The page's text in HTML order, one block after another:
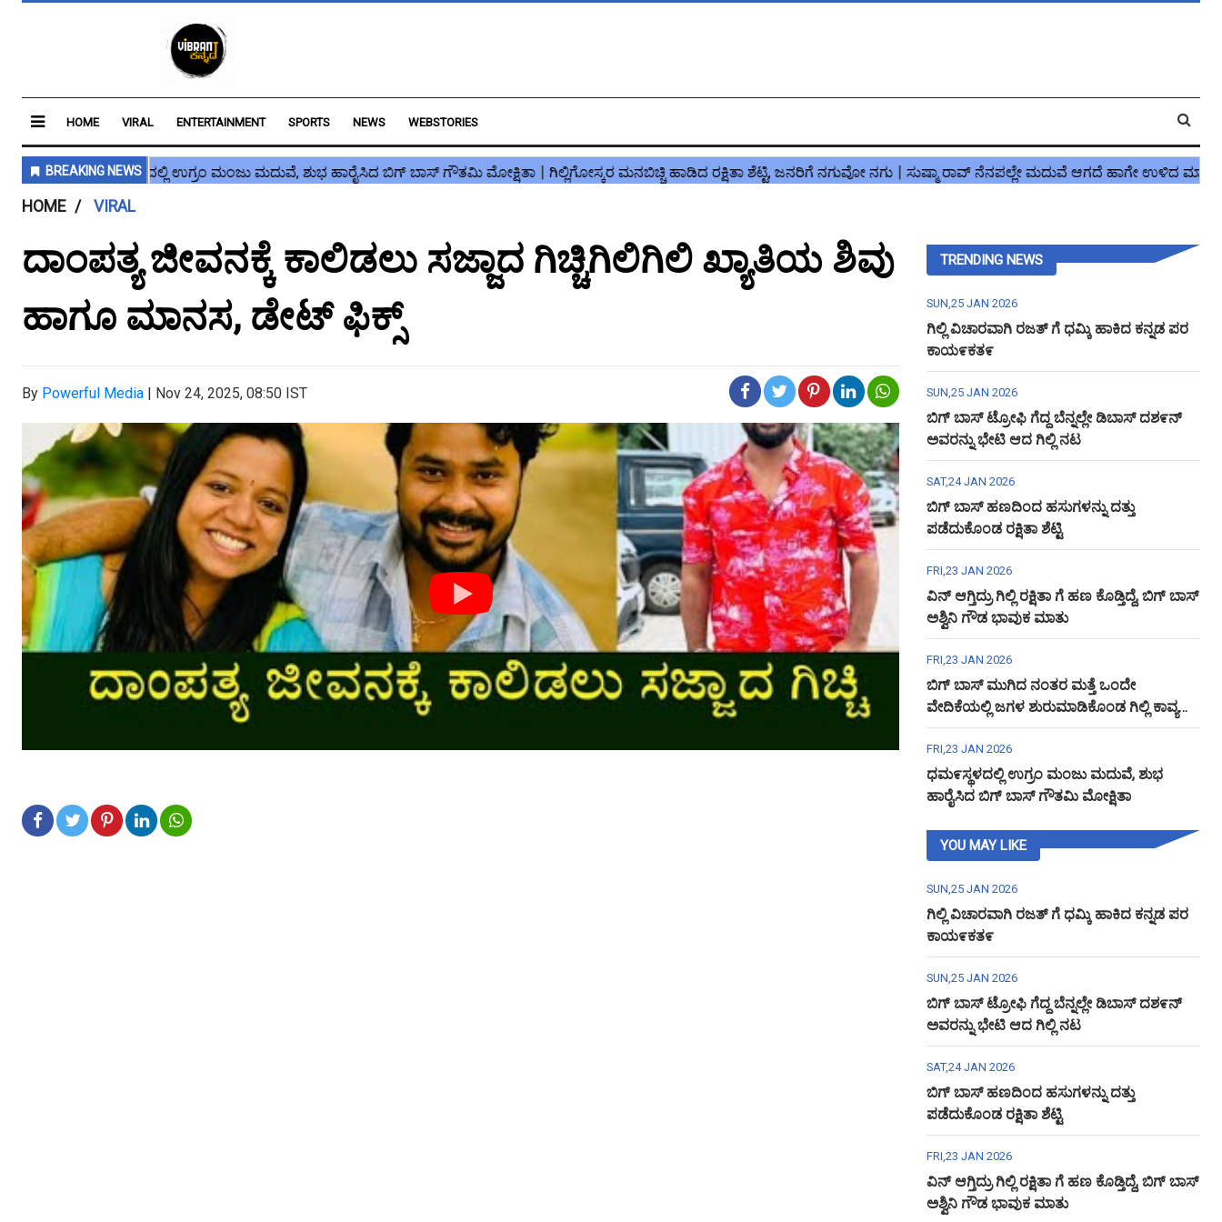
HOME VIRAL ENTERTAINMENT SPORTS NEWS WEBSTORIES
HOME VIRAL
ದಾಂಪತ್ಯ ಜೀವನಕ್ಕೆ ಕಾಲಿಡಲು ಸಜ್ಜಾದ ಗಿಚ್ಚಿಗಿಲಿಗಿಲಿ ಖ್ಯಾತಿಯ ಶಿವು
ಹಾಗೂ ಮಾನಸ, ಡೇಟ್ ಫಿಕ್ಸ್
By Powerful Media | Nov 24, 2025, 08:50 IST
TRENDING NEWS
SUN,25 JAN 2026
ಗಿಲ್ಲಿ ವಿಚಾರವಾಗಿ ರಜತ್ ಗೆ ಧಮ್ಕಿ ಹಾಕಿದ ಕನ್ನಡ ಪರ
ಕಾಯ೯ಕತ೯
SUN,25 JAN 2026
ಬಿಗ್ ಬಾಸ್ ಟ್ರೋಫಿ ಗೆದ್ದ ಬೆನ್ನಲ್ಲೇ ಡಿಬಾಸ್ ದಶ೯ನ್
ಅವರನ್ನು ಭೇಟಿ ಆದ ಗಿಲ್ಲಿ ನಟ
SAT,24 JAN 2026
ಬಿಗ್ ಬಾಸ್ ಹಣದಿಂದ ಹಸುಗಳನ್ನು ದತ್ತು
ಪಡೆದುಕೊಂಡ ರಕ್ಷಿತಾ ಶೆಟ್ಟಿ
FRI,23 JAN 2026
ವಿನ್ ಆಗ್ತಿದ್ರು ಗಿಲ್ಲಿ ರಕ್ಷಿತಾ ಗೆ ಹಣ ಕೊಡ್ತಿದ್ದೆ, ಬಿಗ್ ಬಾಸ್
ಅಶ್ವಿನಿ ಗೌಡ ಭಾವುಕ ಮಾತು
FRI,23 JAN 2026
ಬಿಗ್ ಬಾಸ್ ಮುಗಿದ ನಂತರ ಮತ್ತೆ ಒಂದೇ
ವೇದಿಕೆಯಲ್ಲಿ ಜಗಳ ಶುರುಮಾಡಿಕೊಂಡ ಗಿಲ್ಲಿ ಕಾವ್ಯ
ಅಶ್ವಿನಿ ಗೌಡ
FRI,23 JAN 2026
ಧಮ೯ಸ್ಥಳದಲ್ಲಿ ಉಗ್ರಂ ಮಂಜು ಮದುವೆ, ಶುಭ
ಹಾರೈಸಿದ ಬಿಗ್ ಬಾಸ್ ಗೌತಮಿ ಮೋಕ್ಷಿತಾ
YOU MAY LIKE
SUN,25 JAN 2026
ಗಿಲ್ಲಿ ವಿಚಾರವಾಗಿ ರಜತ್ ಗೆ ಧಮ್ಕಿ ಹಾಕಿದ ಕನ್ನಡ ಪರ
ಕಾಯ೯ಕತ೯
SUN,25 JAN 2026
ಬಿಗ್ ಬಾಸ್ ಟ್ರೋಫಿ ಗೆದ್ದ ಬೆನ್ನಲ್ಲೇ ಡಿಬಾಸ್ ದಶ೯ನ್
ಅವರನ್ನು ಭೇಟಿ ಆದ ಗಿಲ್ಲಿ ನಟ
SAT,24 JAN 2026
ಬಿಗ್ ಬಾಸ್ ಹಣದಿಂದ ಹಸುಗಳನ್ನು ದತ್ತು
ಪಡೆದುಕೊಂಡ ರಕ್ಷಿತಾ ಶೆಟ್ಟಿ
FRI,23 JAN 2026
ವಿನ್ ಆಗ್ತಿದ್ರು ಗಿಲ್ಲಿ ರಕ್ಷಿತಾ ಗೆ ಹಣ ಕೊಡ್ತಿದ್ದೆ, ಬಿಗ್ ಬಾಸ್
ಅಶ್ವಿನಿ ಗೌಡ ಭಾವುಕ ಮಾತು